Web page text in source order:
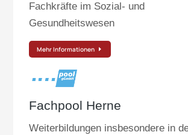
Fachkräfte im Sozial- und
Gesundheitswesen
Mehr Informationen
Fachpool Herne
Weiterbildungen insbesondere in